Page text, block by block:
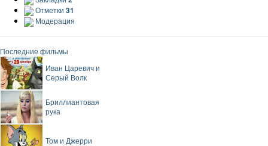
Отметки 31
Модерация
Последние фильмы
Иван Царевич и
Серый Волк
Бриллиантовая
рука
Том и Джерри